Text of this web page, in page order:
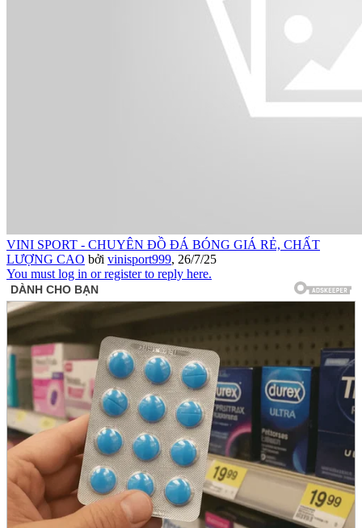
VINI SPORT - CHUYÊN ĐỒ ĐÁ BÓNG GIÁ RẺ, CHẤT
LƯỢNG CAO bởi vinisport999, 26/7/25
You must log in or register to reply here.